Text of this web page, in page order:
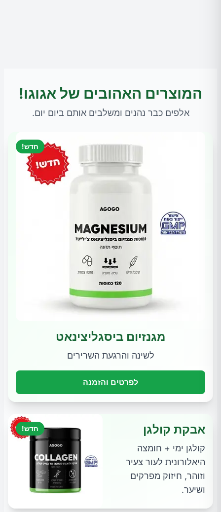
המוצרים האהובים של אגוגו!
אלפים כבר נהנים ומשלבים אותם ביום יום.
חדש!
מגנזיום ביסגליצינאט
לשינה והרגעת השרירים
לפרטים והזמנה
חדש! אבקת קולגן
קולגן ימי + חומצה
היאלורונית לעור צעיר
וזוהר, חיזוק מפרקים
ושיער.